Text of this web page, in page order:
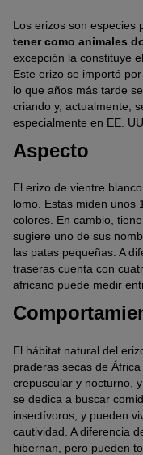
Los erizos son especies
tener como animales
excepción la constituye
Este erizo se importó
lo que años más tarde
criando y, actualmente,
especialmente en EE. UU.
Aspecto
El erizo de vientre
lomo. Estas miden unos
colores. En cambio,
sugiere uno de sus
las patas pequeñas. A
traseras cuenta con
africano puede medir
El hábitat natural del
praderas secas de
crepuscular y nocturno,
se dedica a buscar
insectívoros, y pueden
cautividad. A diferencia
hibernan, pero pueden